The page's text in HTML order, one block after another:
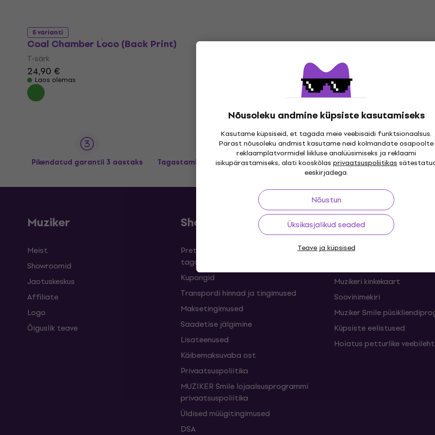
Nõusoleku andmine küpsiste kasutamiseks
Kasutame küpsiseid, et tagada meie veebisaidi funktsionaalsus.
Pärast nõusoleku andmist kasutame neid kolmandate osapoolte
reklaamplatvormidel liikluse analüüsimiseks ja reklaami
isikupärastamiseks, alati kooskõlas privaatsuspoliitikas
eeskirjadega.
Nõustun
Üksikasjalikud seaded
Teave ja küpsised
5 varianti
Coal Chamber Loco (Back Print)
T-särk
24,90 €
Laos olemas
Pikendatud garantii 3 aastaks Tagastamine kuni 30 päeva Tasuta tarnealates 299 € Üle
Muziker
Meist
Showroomid
Jaotuskeskus
Affiliate
Logo
Õiguslik teave
Shopping
Pretensioonid ja lepingust
taganemised
Kupongid
Transpordi hinnad ja tingimused
Maksetingimused
Saadetise jälgimine
Lisateenused
Käibemaksuvaba ost
Privaatsuspoliitika
MUZIKER Smile lojaalsusprogrammi
privaatsuspoliitika
Üldised müügitingimused
DSA
Kasulikud lingid
KKK - Korduma kippuvad
Muzikeri kinkekaart
Soovinimekiri
Muziker Smile
Küpsiste eelistused
Hoiatus petturlike